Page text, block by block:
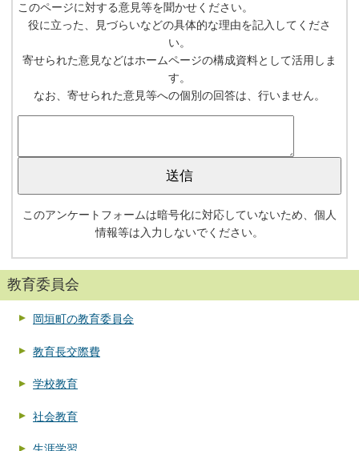
このページに対する意見等を聞かせください。
役に立った、見づらいなどの具体的な理由を記入してくださ
い。
寄せられた意見などはホームページの構成資料として活用しま
す。
なお、寄せられた意見等への個別の回答は、行いません。
このアンケートフォームは暗号化に対応していないため、個人
情報等は入力しないでください。
教育委員会
岡垣町の教育委員会
教育長交際費
学校教育
社会教育